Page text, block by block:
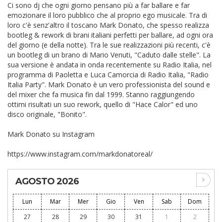
Ci sono dj che ogni giorno pensano più a far ballare e far
emozionare il loro pubblico che al proprio ego musicale. Tra di
loro c'è senz'altro il toscano Mark Donato, che spesso realizza
bootleg & rework di brani italiani perfetti per ballare, ad ogni ora
del giorno (e della notte). Tra le sue realizzazioni più recenti, c'è
un bootleg di un brano di Mario Venuti, "Caduto dalle stelle". La
sua versione è andata in onda recentemente su Radio Italia, nel
programma di Paoletta e Luca Camorcia di Radio Italia, "Radio
Italia Party". Mark Donato è un vero professionista del sound e
del mixer che fa musica fin dal 1999. Stanno raggiungendo
ottimi risultati un suo rework, quello di "Hace Calor" ed uno
disco originale, "Bonito".
Mark Donato su Instagram
https://www.instagram.com/markdonatoreal/
AGOSTO 2026
Lun Mar Mer Gio Ven Sab
Dom
27
28 29 30 31 1
2